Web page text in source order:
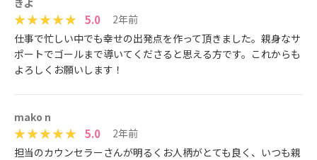
きよ
5.0
2年前
仕事で忙しい中でも幸せの出発点を作って頂きました。親身なサ
ポートでゴールまで導いてくださると思える方です。これからも
よろしくお願いします！
mako n
5.0
2年前
担当のカウンセラーさんが明るくお人柄がとても良く、いつも親